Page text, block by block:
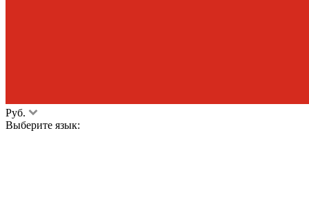
Руб.
Выберите язык: